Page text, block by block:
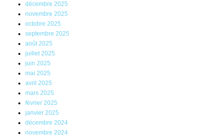
décembre 2025
novembre 2025
octobre 2025
septembre 2025
août 2025
juillet 2025
juin 2025
mai 2025
avril 2025
mars 2025
février 2025
janvier 2025
décembre 2024
novembre 2024